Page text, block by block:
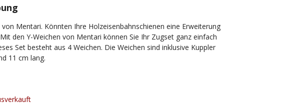
von Mentari. Könnten Ihre Holzeisenbahnschienen eine Erweiterung
den Y-Weichen von Mentari können Sie Ihr Zugset ganz einfach
Set besteht aus 4 Weichen. Die Weichen sind inklusive Kuppler
11 cm lang.